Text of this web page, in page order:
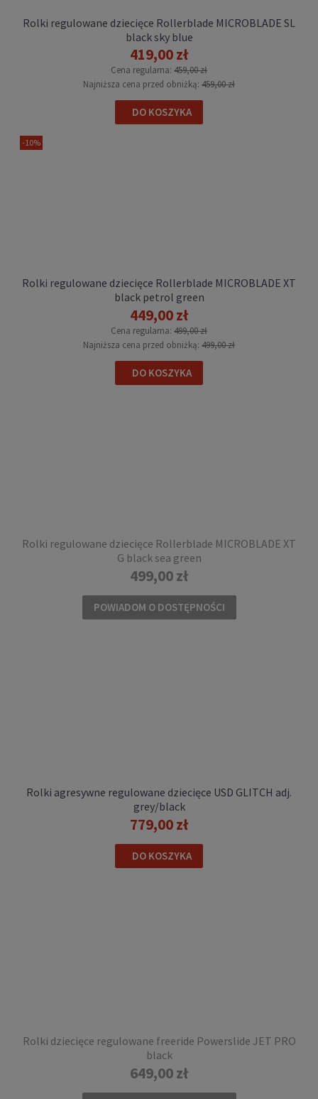
Rolki regulowane dziecięce Rollerblade
MICROBLADE SL black/red
399,99 zł
Cena regularna:459,00 zł
Najniższa cena przed obniżką:459,00 zł
DO KOSZYKA
Karta podarunkowa Niecodzienni.pl
50,00 zł
DO KOSZYKA
Rolki regulowane dziecięce Rollerblade MICROBLADE SL
black sky blue
419,00 zł
Cena regularna: 459,00 zł
Najniższa cena przed obniżką: 459,00 zł
DO KOSZYKA
Rolki regulowane dziecięce Rollerblade MICROBLADE XT
black petrol green
449,00 zł
Cena regularna: 499,00 zł
Najniższa cena przed obniżką: 499,00 zł
DO KOSZYKA
-10%
Rolki regulowane dziecięce Rollerblade MICROBLADE XT
G black sea green
499,00 zł
POWIADOM O DOSTĘPNOŚCI
Rolki agresywne regulowane dziecięce USD GLITCH adj.
grey/black
779,00 zł
DO KOSZYKA
Rolki dziecięce regulowane freeride Powerslide JET PRO
black
649,00 zł